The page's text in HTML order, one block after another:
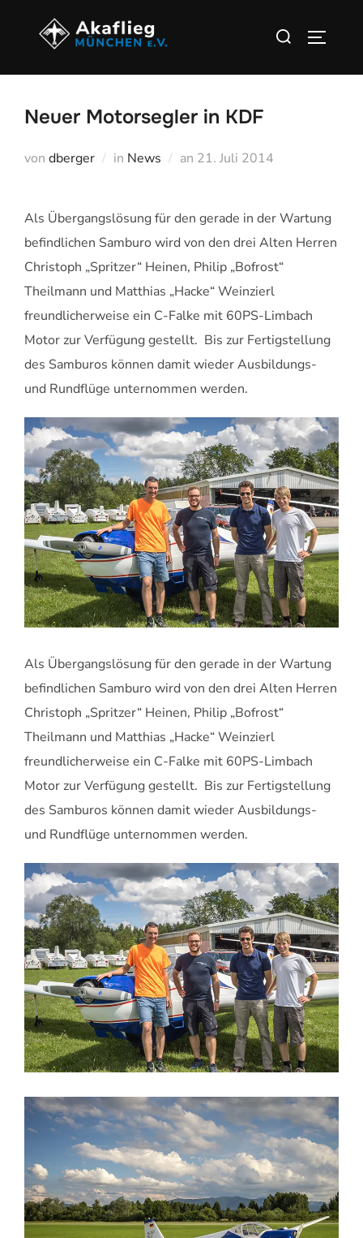
Inhalten
Suchen
Neuer Motorsegler in KDF
von dberger in News an Veröffentlicht
21. Juli 2014
Als Übergangslösung für den gerade in der Wartung
befindlichen Samburo wird von den drei Alten Herren
Christoph „Spritzer“ Heinen, Philip „Bofrost“
Theilmann und Matthias „Hacke“ Weinzierl
freundlicherweise ein C-Falke mit 60PS-Limbach
Motor zur Verfügung gestellt. Bis zur Fertigstellung
des Samburos können damit wieder Ausbildungs-
und Rundflüge unternommen werden.
Als Übergangslösung für den gerade in der Wartung
befindlichen Samburo wird von den drei Alten Herren
Christoph „Spritzer“ Heinen, Philip „Bofrost“
Theilmann und Matthias „Hacke“ Weinzierl
freundlicherweise ein C-Falke mit 60PS-Limbach
Motor zur Verfügung gestellt. Bis zur Fertigstellung
des Samburos können damit wieder Ausbildungs-
und Rundflüge unternommen werden.